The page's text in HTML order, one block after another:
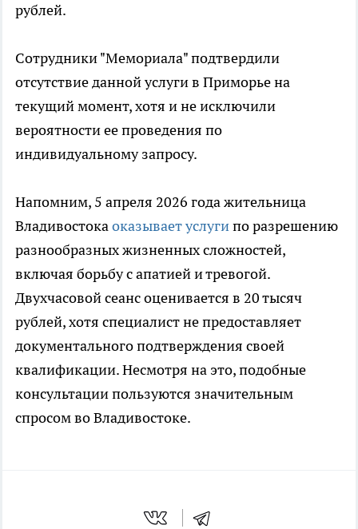
рублей.
Сотрудники "Мемориала" подтвердили
отсутствие данной услуги в Приморье на
текущий момент, хотя и не исключили
вероятности ее проведения по
индивидуальному запросу.
Напомним, 5 апреля 2026 года жительница
Владивостокаоказывает услугипо разрешению
разнообразных жизненных сложностей,
включая борьбу с апатией и тревогой.
Двухчасовой сеанс оценивается в 20 тысяч
рублей, хотя специалист не предоставляет
документального подтверждения своей
квалификации. Несмотря на это, подобные
консультации пользуются значительным
спросом во Владивостоке.